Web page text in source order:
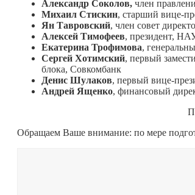
Александр Соколов, член
Михаил Стискин, старший вице-
Ян Тавровский, член совет
Алексей Тимофеев, президент,
Екатерина Трофимова,
Сергей Хотимский, первый
блока, Совкомбанк
Денис Шулаков, первый вице-
Андрей Ященко, финансовый
Обращаем Ваше внимание: по мере